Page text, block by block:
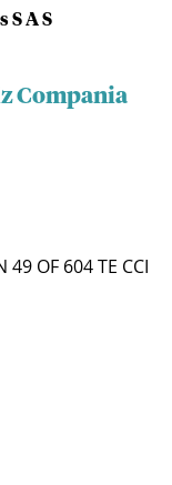
S A S
Compania
49 OF 604 TE CCI